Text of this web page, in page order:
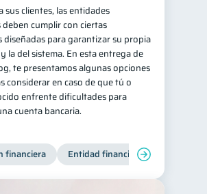
sus clientes, las entidades
cumplir con ciertas
diseñadas para garantizar su propia
la del sistema. En esta entrega de
te presentamos algunas opciones
considerar en caso de que tú o
enfrente dificultades para
cuenta bancaria.
financiera Entidad financiera